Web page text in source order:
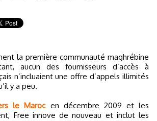
aucun des fournisseurs d’accès à
n’incluaient une offre d’appels illimités
y a peu.
le Marocen décembre 2009 et les
Free innove de nouveau et inclut les